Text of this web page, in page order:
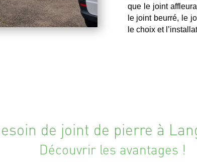
que le joint
le joint beurré, le
le choix et
de joint de pierre à
Découvrir les avantages !